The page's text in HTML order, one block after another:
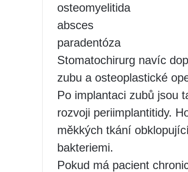
osteomyelitida
absces
paradentóza
Stomatochirurg navíc
zubu a osteoplastické
Po implantaci zubů jsou
rozvoji periimplantitidy.
měkkých tkání
bakteriemi.
Pokud má pacient